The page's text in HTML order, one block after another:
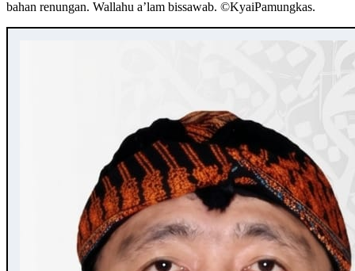
bahan renungan. Wallahu a’lam bissawab. ©️KyaiPamungkas.